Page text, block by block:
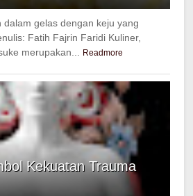
dalam gelas dengan keju yang
Fatih Fajrin Faridi Kuliner,
merupakan...
Readmore
Kekuatan Trauma